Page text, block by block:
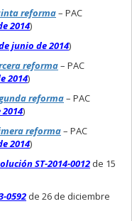
reforma– PAC
2014)
junio de 2014)
reforma– PAC
2014)
reforma– PAC
)
reforma– PAC
2014)
ST-2014-0012 de 15
0592 de 26 de diciembre